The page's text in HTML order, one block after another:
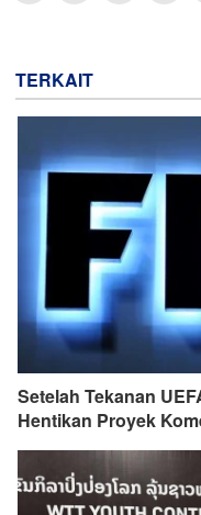
TERKAIT
Setelah Tekanan
Hentikan Proyek